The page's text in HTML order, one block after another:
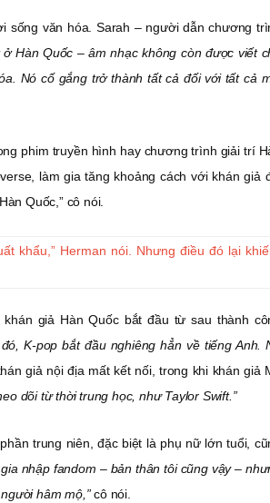
sống văn hóa. Sarah – người dẫn chương
Hàn Quốc – âm nhạc không còn được viết
Nó cố gắng trở thành tất cả đối với tất cả
phim truyền hình hay chương trình giải trí
làm gia tăng khoảng cách với khán giả
Quốc,” cô nói.
khẩu,” Herman nói. Nhưng điều đó lại
giả Hàn Quốc bắt đầu từ sau thành
đó, K-pop bắt đầu nghiêng hẳn về tiếng Anh.
giả nội địa mất kết nối, trong khi khán giả
dõi từ thời trung học, như Taylor Swift.”
trung niên, đặc biệt là phụ nữ lớn tuổi,
nhập fandom – bản thân tôi cũng vậy –
hâm mộ,”cô nói.